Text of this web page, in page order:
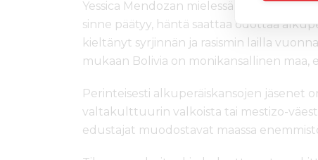
Yessica Mendozan mielessä käy välillä
sinne päätyy, häntä saattaa odottaa
kieltänyt syrjinnän ja rasismin lailla
mukaan Bolivia on monikansallinen maa,
Perinteisesti alkuperäiskansojen jäsenet
valtakulttuurin valkoista tai mestizo-
edustajat muodostavat maassa